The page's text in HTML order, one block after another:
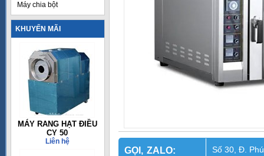
Máy chia bột
KHUYẾN MÃI
MÁY RANG HẠT ĐIỀU
CY 50
Liên hệ
GỌI, ZALO:
Số 30, Đ.